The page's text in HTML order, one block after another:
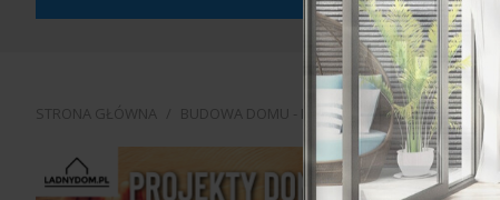
STRONA GŁÓWNA BUDOWA DOMU - PORADY KREATYWNE